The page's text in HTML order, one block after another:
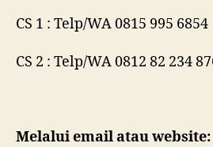
CS 1 : Telp/WA 0815 995 6854
CS 2 : Telp/WA 0812 82 234
Melalui email atau website: